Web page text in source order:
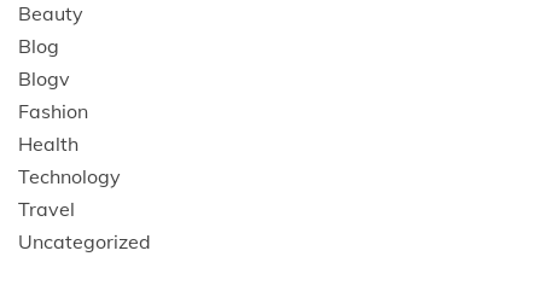
Beauty
Blog
Blogv
Fashion
Health
Technology
Travel
Uncategorized